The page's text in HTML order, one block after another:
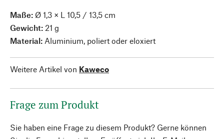
Maße: Ø 1,3 × L 10,5 / 13,5 cm
Gewicht: 21 g
Material: Aluminium, poliert oder eloxiert
Weitere Artikel von Kaweco
Frage zum Produkt
Sie haben eine Frage zu diesem Produkt? Gerne können